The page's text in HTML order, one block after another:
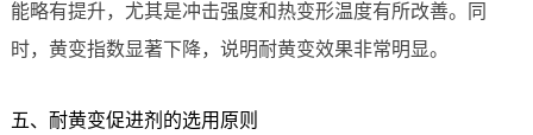
能略有提升，尤其是冲击强度和热变形温度有所改善。同
时，黄变指数显著下降，说明耐黄变效果非常明显。
五、耐黄变促进剂的选用原则